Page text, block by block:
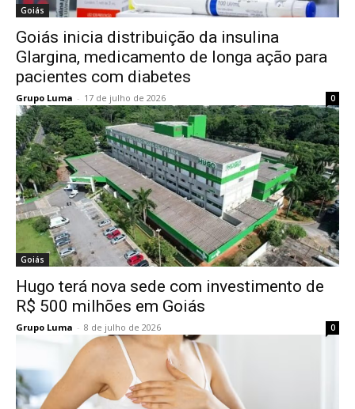
Goiás
Goiás inicia distribuição da insulina
Glargina, medicamento de longa ação para
pacientes com diabetes
Grupo Luma - 17 de julho de 2026 0
Goiás
Hugo terá nova sede com investimento de
R$ 500 milhões em Goiás
Grupo Luma - 8 de julho de 2026 0